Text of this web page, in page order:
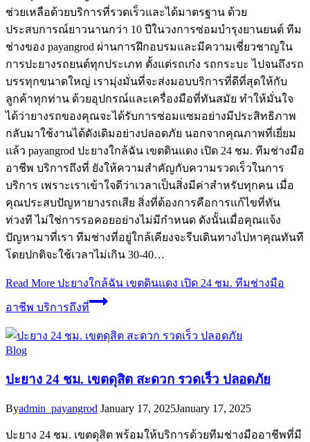
ช่วยเหลือด้วยบริการที่รวดเร็วและได้มาตรฐาน ด้วย
ประสบการณ์ยาวนานกว่า 10 ปีในวงการซ่อมบำรุงยานยนต์ ทีม
ช่างของ payangrod ผ่านการฝึกอบรมและมีความเชี่ยวชาญใน
การปะยางรถยนต์ทุกประเภท ตั้งแต่รถเก๋ง รถกระบะ ไปจนถึงรถ
บรรทุกขนาดใหญ่ เรามุ่งมั่นที่จะส่งมอบบริการที่ดีที่สุดให้กับ
ลูกค้าทุกท่าน ด้วยอุปกรณ์และเครื่องมือที่ทันสมัย ทำให้มั่นใจ
ได้ว่ายางรถของคุณจะได้รับการซ่อมแซมอย่างมีประสิทธิภาพ
กลับมาใช้งานได้ดังเดิมอย่างปลอดภัย นอกจากคุณภาพที่เยี่ยม
แล้ว payangrod ปะยางใกล้ฉัน เขตดินแดง เปิด 24 ชม. ทีมช่างมือ
อาชีพ บริการถึงที่ ยังให้ความสำคัญกับความรวดเร็วในการ
บริการ เพราะเราเข้าใจดีว่าเวลาเป็นสิ่งมีค่าสำหรับทุกคน เมื่อ
คุณประสบปัญหายางรถเสีย สิ่งที่ต้องการคือการแก้ไขที่ทัน
ท่วงที ไม่ใช่การรอคอยอย่างไม่มีกำหนด ดังนั้นเมื่อคุณแจ้ง
ปัญหามาที่เรา ทีมช่างที่อยู่ใกล้เคียงจะรีบเดินทางไปหาคุณทันที
โดยปกติจะใช้เวลาไม่เกิน 30-40…
Read More ปะยางใกล้ฉัน เขตดินแดง เปิด 24 ชม. ทีมช่างมือ
อาชีพ บริการถึงที่
Blog
ปะยาง 24 ชม. เขตดุสิต สะดวก รวดเร็ว ปลอดภัย
Byadmin_payangrod January 17, 2025January 17, 2025
ปะยาง 24 ชม. เขตดุสิต พร้อมให้บริการด้วยทีมช่างมืออาชีพที่มี